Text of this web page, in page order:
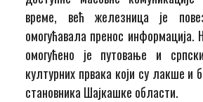
време, већ железница је
омогућавала пренос
омогућено је путовање и
културних првака који су лакше
становника Шајкашке области.